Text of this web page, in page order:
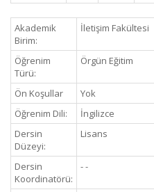
Akademik
Birim:
İletişim Fakültesi
Öğrenim
Türü:
Örgün Eğitim
Ön Koşullar
Yok
Öğrenim Dili:
İngilizce
Dersin
Düzeyi:
Lisans
Dersin
Koordinatörü:
- -